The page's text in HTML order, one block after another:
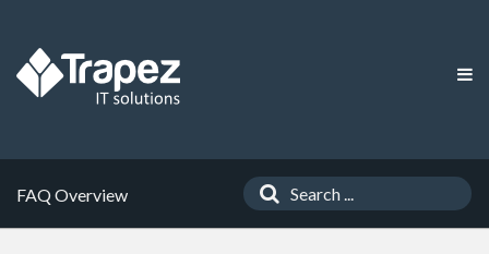
FAQ Overview